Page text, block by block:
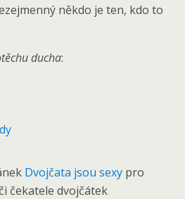
někdo je ten, kdo to
ducha:
Dvojčata jsou sexy pro
čekatele dvojčátek